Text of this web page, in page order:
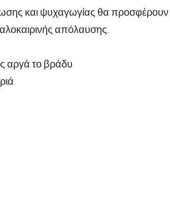
και ψυχαγωγίας θα προσφέρουν
απόλαυσης.
αργά το βράδυ